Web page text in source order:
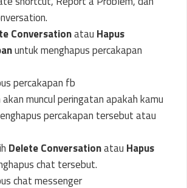
Conversationatau Hapus
untuk menghapus percakapan
akan muncul peringatan apakah kamu
percakapan tersebut atau
Delete Conversationatau Hapus
chat tersebut.